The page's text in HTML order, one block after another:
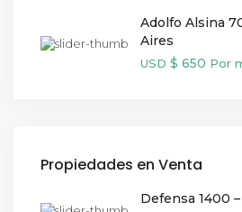
Adolfo Alsina
Aires
USD $ 650 Por
Propiedades en Venta
Defensa 1400